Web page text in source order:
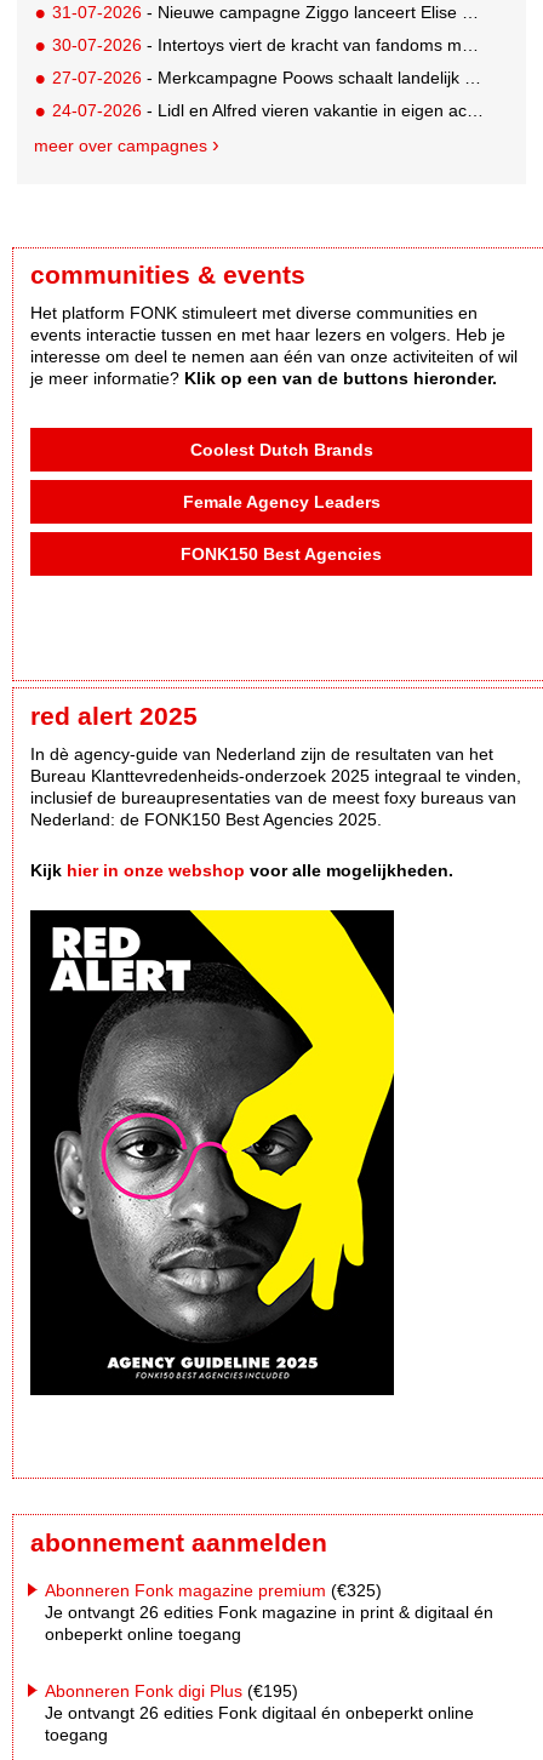
31-07-2026 - Nieuwe campagne Ziggo lanceert Elise Schaap als expert over de Nederlandse voetbalbeleving
30-07-2026 - Intertoys viert de kracht van fandoms met nieuwe social media campagne rondom Olivia Rodrigo
27-07-2026 - Merkcampagne Poows schaalt landelijk op met gerichte Out of Home strategie
24-07-2026 - Lidl en Alfred vieren vakantie in eigen achtertuin
meer over campagnes
communities & events
Het platform FONK stimuleert met diverse communities en
events interactie tussen en met haar lezers en volgers. Heb je
interesse om deel te nemen aan één van onze activiteiten of wil
je meer informatie? Klik op een van de buttons hieronder.
Coolest Dutch Brands
Female Agency Leaders
FONK150 Best Agencies
red alert 2025
In dè agency-guide van Nederland zijn de resultaten van het
Bureau Klanttevredenheids-onderzoek 2025 integraal te vinden,
inclusief de bureaupresentaties van de meest foxy bureaus van
Nederland: de FONK150 Best Agencies 2025.
Kijk hier in onze webshop voor alle mogelijkheden.
abonnement aanmelden
Abonneren Fonk magazine premium (€325)
Je ontvangt 26 edities Fonk magazine in print & digitaal én
onbeperkt online toegang
Abonneren Fonk digi Plus (€195)
Je ontvangt 26 edities Fonk digitaal én onbeperkt online
toegang